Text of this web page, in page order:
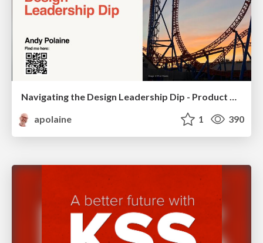
Navigating the Design Leadership Dip - Product Design Week Design Leaders+ Conference 2024
apolaine
1 390